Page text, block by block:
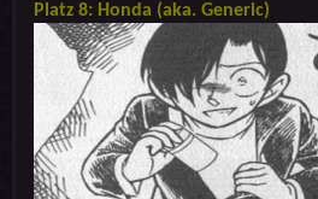
Platz 8: Honda (aka. Generic)